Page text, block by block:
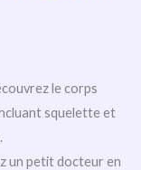
le corps
squelette et
un petit docteur en